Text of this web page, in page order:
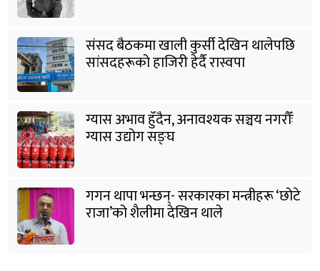
संसद बैठकमा खाली कुर्सी देखिन थालेपछि
सांसदहरूको हाजिरी हेर्दै रास्वपा
ग्यास अभाव हुँदैन, अनावश्यक सञ्चय नगरौँः
ग्यास उद्योग सङ्घ
गगन थापा भन्छन्- सरकारका मन्त्रीहरू ‘छोटे
राजा’को शैलीमा देखिन थाले